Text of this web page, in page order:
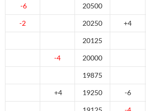
-6 20500
-2 20250 +4
20125
-4 20000
19875
+4 19250 -6